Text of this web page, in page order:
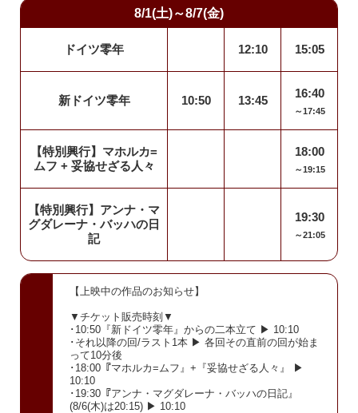
8/1(土)～8/7(金)
ドイツ零年 12:10 15:05
新ドイツ零年 10:50 13:45
16:40
～17:45
【特別興行】マホルカ=
ムフ + 妥協せざる人々
18:00
～19:15
【特別興行】アンナ・マ
グダレーナ・バッハの日
記
19:30
～21:05
【上映中の作品のお知らせ】
▼チケット販売時刻▼
･10:50『新ドイツ零年』からの二本立て ▶ 10:10
･それ以降の回/ラスト1本 ▶ 各回その直前の回が始ま
って10分後
･18:00『マホルカ=ムフ』+『妥協せざる人々』 ▶
10:10
･19:30『アンナ・マグダレーナ・バッハの日記』
(8/6(木)は20:15) ▶ 10:10